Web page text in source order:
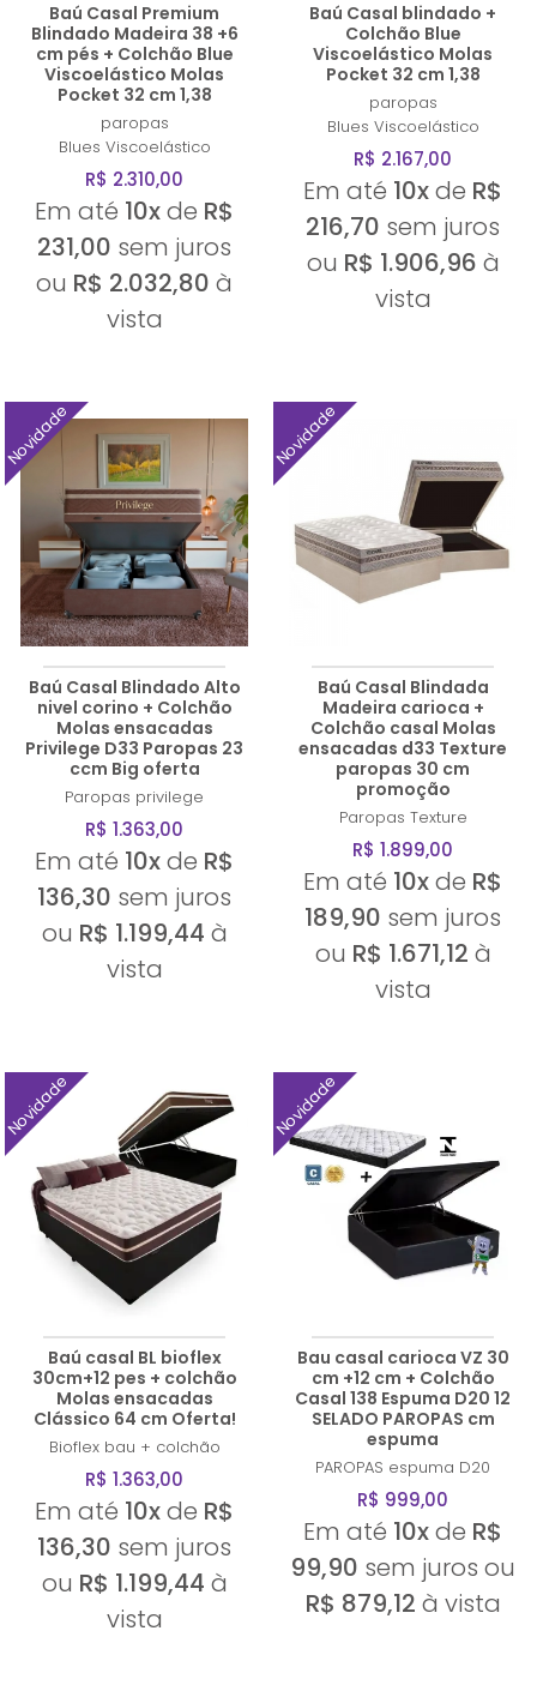
Baú Casal Premium
Blindado Madeira 38 +6
cm pés + Colchão Blue
Viscoelástico Molas
Pocket 32 cm 1,38
paropas
Blues Viscoelástico
R$ 2.310,00
Em até 10xde R$
231,00 sem juros
ou R$ 2.032,80 à
vista
Baú Casal blindado +
Colchão Blue
Viscoelástico Molas
Pocket 32 cm 1,38
paropas
Blues Viscoelástico
R$ 2.167,00
Em até 10xde R$
216,70 sem juros
ou R$ 1.906,96 à
vista
Novidade
Baú Casal Blindado Alto
nivel corino + Colchão
Molas ensacadas
Privilege D33 Paropas 23
ccm Big oferta
Paropas privilege
R$ 1.363,00
Em até 10xde R$
136,30 sem juros
ou R$ 1.199,44 à
vista
Novidade
Baú Casal Blindada
Madeira carioca +
Colchão casal Molas
ensacadas d33 Texture
paropas 30 cm
promoção
Paropas Texture
R$ 1.899,00
Em até 10xde R$
189,90 sem juros
ou R$ 1.671,12 à
vista
Novidade
Baú casal BL bioflex
30cm+12 pes + colchão
Molas ensacadas
Clássico 64 cm Oferta!
Bioflex bau + colchão
R$ 1.363,00
Em até 10xde R$
136,30 sem juros
ou R$ 1.199,44 à
vista
Novidade
Bau casal carioca VZ 30
cm +12 cm + Colchão
Casal 138 Espuma D20 12
SELADO PAROPAS cm
espuma
PAROPAS espuma D20
R$ 999,00
Em até 10xde R$
99,90 sem juros ou
R$ 879,12 à vista